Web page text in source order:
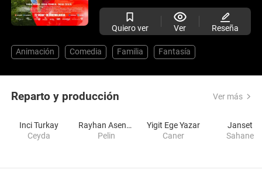
Quiero ver Ver Reseña
Animación Comedia Familia Fantasía
Reparto y producción Ver más
Inci Turkay
Ceyda
Rayhan Asena Keskinci
Pelin
Yigit Ege Yazar
Caner
Janset
Sahane